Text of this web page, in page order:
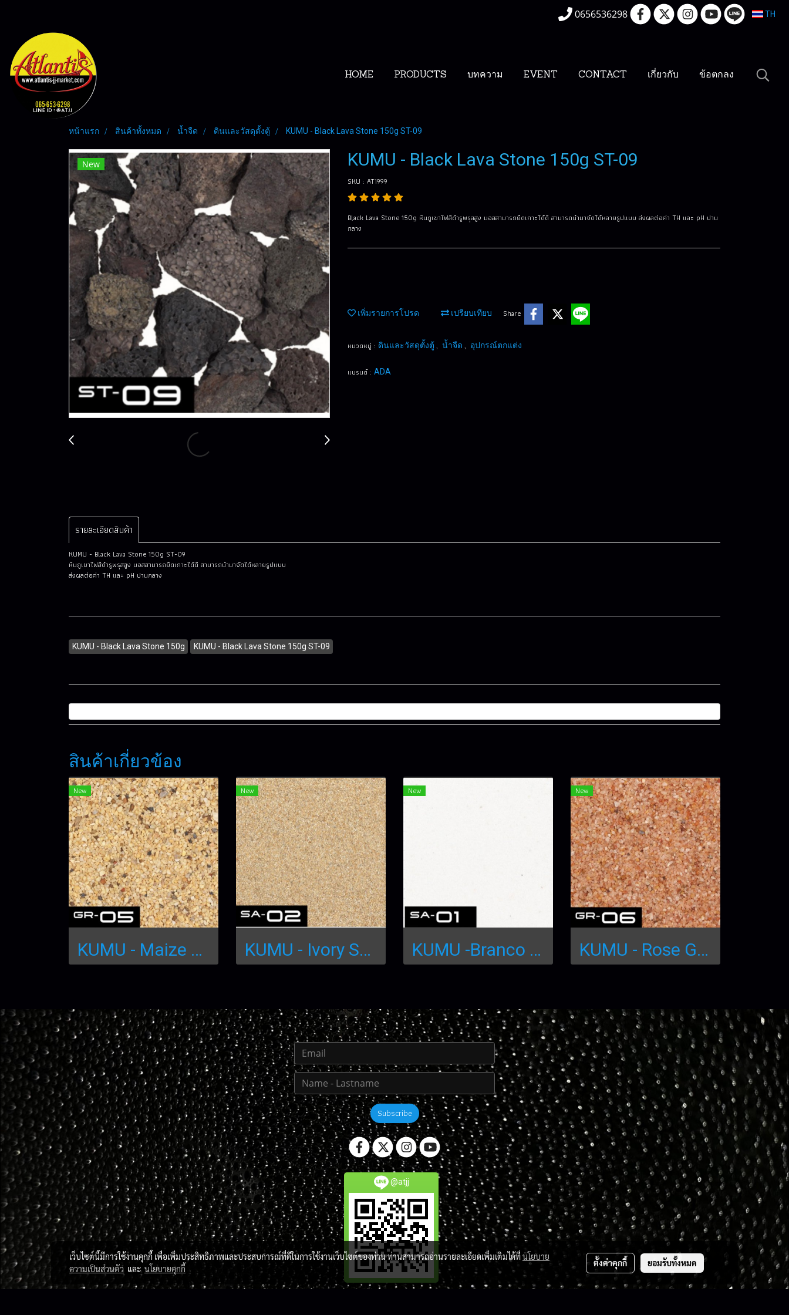
0656536298 TH
HOME PRODUCTS บทความ EVENT CONTACT เกี่ยวกับ ข้อตกลง
หน้าแรก สินค้าทั้งหมด น้ำจืด ดินและวัสดุตั้งตู้ KUMU - Black Lava Stone 150g ST-09
New KUMU - Black Lava Stone 150g ST-09
SKU : AT1999
Black Lava Stone 150g หินภูเขาไฟสีดำรูพรุสสูง มอสสามารถยึดเกาะได้ดี สามารถนำมาจัดได้หลายรูปแบบ ส่งผลต่อค่า TH และ pH ปาน
กลาง
เพิ่มรายการโปรด เปรียบเทียบ Share
หมวดหมู่ : ดินและวัสดุตั้งตู้, น้ำจืด , อุปกรณ์ตกแต่ง
แบรนด์ : ADA
รายละเอียดสินค้า
KUMU - Black Lava Stone 150g ST-09
หินภูเขาไฟสีดำรูพรุสสูง มอสสามารถยึดเกาะได้ดี สามารถนำมาจัดได้หลายรูปแบบ
ส่งผลต่อค่า TH และ pH ปานกลาง
KUMU - Black Lava Stone 150g KUMU - Black Lava Stone 150g ST-09
สินค้าเกี่ยวข้อง
New
KUMU - Maize Gravel 250mL GR-05
New
KUMU - Ivory Sand S 250mL SA-02
New
KUMU -Branco Sand 250mL SA-01
New
KUMU - Rose Gravel 250mL GR-06
Subscribe
@atjj
เว็บไซต์นี้มีการใช้งานคุกกี้ เพื่อเพิ่มประสิทธิภาพและประสบการณ์ที่ดีในการใช้งานเว็บไซต์ของท่าน ท่านสามารถอ่านรายละเอียดเพิ่มเติมได้ที่นโยบาย
ความเป็นส่วนตัว และ นโยบายคุกกี้
ตั้งค่าคุกกี้ ยอมรับทั้งหมด